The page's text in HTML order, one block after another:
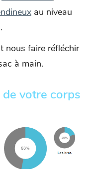
au niveau
nous faire réfléchir
à main.
votre corps